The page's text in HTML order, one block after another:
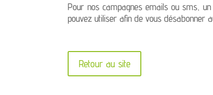
Pour nos campagnes emails ou sms,
pouvez utiliser afin de vous désabonner
Retour au site